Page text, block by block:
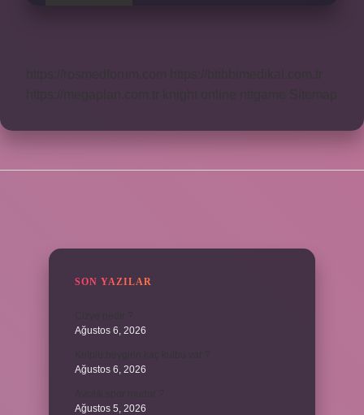
SON YAZILAR
Ağustos 6, 2026
Ağustos 6, 2026
Ağustos 5, 2026